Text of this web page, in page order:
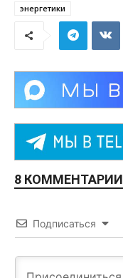
энергетики
8 КОММЕНТАРИИ
Подписаться